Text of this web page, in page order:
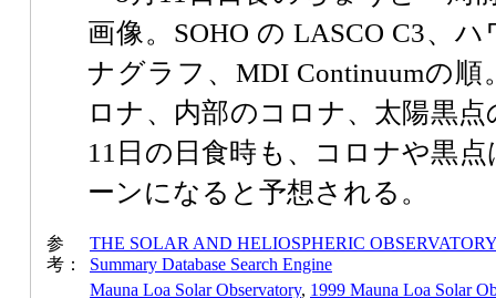
画像。SOHO の LASCO C3、
ナグラフ、MDI Continuumの
ロナ、内部のコロナ、太陽黒
11日の日食時も、コロナや黒
ーンになると予想される。
参
考：
THE SOLAR AND HELIOSPHERIC OBSERVATORY
Summary Database Search Engine
Mauna Loa Solar Observatory, 1999 Mauna Loa Solar